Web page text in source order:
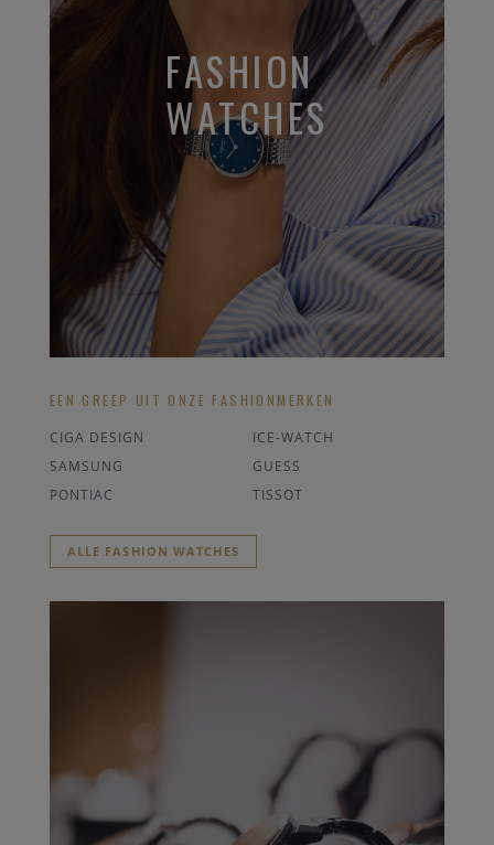
FASHION
WATCHES
EEN GREEP UIT ONZE FASHIONMERKEN
CIGA DESIGN
ICE-WATCH
SAMSUNG
GUESS
PONTIAC
TISSOT
ALLE FASHION WATCHES